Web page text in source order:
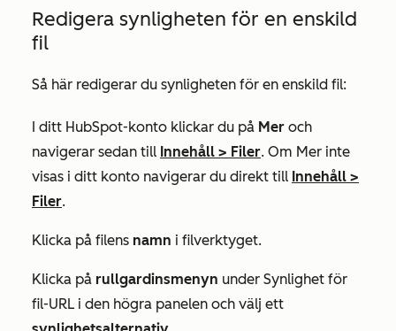
Redigera synligheten för en enskild
fil
Så här redigerar du synligheten för en enskild fil:
I ditt HubSpot-konto klickar du på Mer och
navigerar sedan till Innehåll > Filer. Om Mer inte
visas i ditt konto navigerar du direkt till Innehåll >
Filer.
Klicka på filens namn i filverktyget.
Klicka på rullgardinsmenyn under Synlighet för
fil-URL i den högra panelen och välj ett